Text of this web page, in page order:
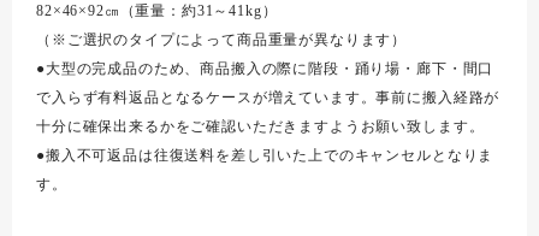
82×46×92㎝（重量：約31～41kg）
（※ご選択のタイプによって商品重量が異なります）
●大型の完成品のため、商品搬入の際に階段・踊り場・廊下・間口
で入らず有料返品となるケースが増えています。事前に搬入経路が
十分に確保出来るかをご確認いただきますようお願い致します。
●搬入不可返品は往復送料を差し引いた上でのキャンセルとなりま
す。